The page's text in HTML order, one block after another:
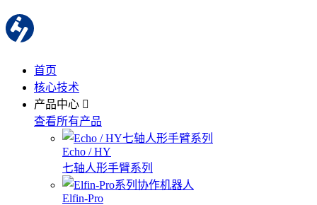
首页
核心技术
产品中心
查看所有产品
Echo / HY
七轴人形手臂系列
Elfin-Pro